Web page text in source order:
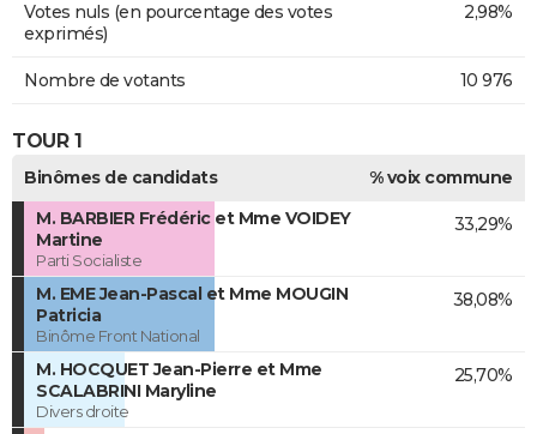
Votes nuls (en pourcentage des votes
exprimés)
2,98%
Nombre de votants 10 976
TOUR 1
Binômes de candidats
% voix commune
M. BARBIER Frédéric et Mme VOIDEY
Martine
Parti Socialiste
33,29%
M. EME Jean-Pascal et Mme MOUGIN
Patricia
Binôme Front National
38,08%
M. HOCQUET Jean-Pierre et Mme
SCALABRINI Maryline
Divers droite
25,70%